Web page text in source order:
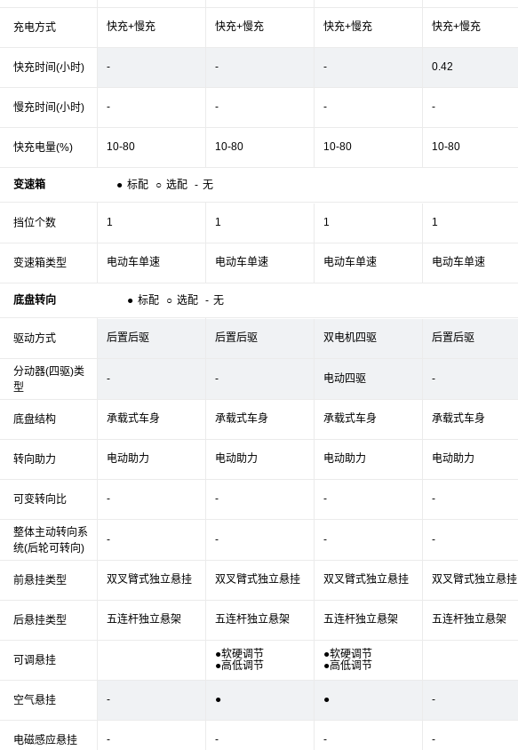
充电方式
快充时间(小时)
慢充时间(小时)
快充电量(%)
变速箱 ● 标配 ○ 选配 - 无
挡位个数
变速箱类型
底盘转向 ● 标配 ○ 选配 - 无
驱动方式
分动器(四驱)类
型
底盘结构
转向助力
可变转向比
整体主动转向系
统(后轮可转向)
前悬挂类型
后悬挂类型
可调悬挂
空气悬挂
电磁感应悬挂
快充+慢充 快充+慢充 快充+慢充 快充+慢充
- - - 0.42
- - - -
10-80 10-80 10-80 10-80
1 1 1 1
电动车单速 电动车单速 电动车单速 电动车单速
后置后驱 后置后驱 双电机四驱 后置后驱
- - 电动四驱 -
承载式车身 承载式车身 承载式车身 承载式车身
电动助力 电动助力 电动助力 电动助力
- - - -
- - - -
双叉臂式独立悬挂 双叉臂式独立悬挂 双叉臂式独立悬挂 双叉臂式独立悬挂
五连杆独立悬架 五连杆独立悬架 五连杆独立悬架 五连杆独立悬架
●软硬调节
●高低调节
●软硬调节
●高低调节
- ● ● -
- - - -